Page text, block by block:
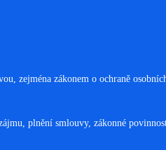
zejména zákonem o ochraně
plnění smlouvy, zákonné